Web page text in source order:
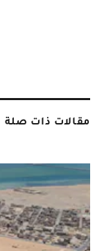
مقالات ذات صلة